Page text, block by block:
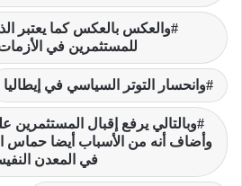
والعكس بالعكس كما يعتبر
للمستثمرين في الأزمات
وانحسار التوتر السياسي في إيطاليا
وبالتالي يرفع إقبال المستثمرين
وأضاف أنه من الأسباب أيضا حماس
في المعدن